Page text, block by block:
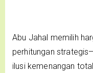
Abu Jahal memilih
perhitungan
ilusi kemenangan